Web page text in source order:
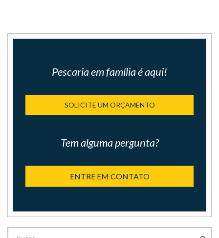
Pescaria em família é aqui!
SOLICITE UM ORÇAMENTO
Tem alguma pergunta?
ENTRE EM CONTATO